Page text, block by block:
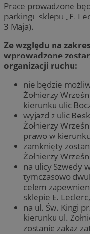
Prace prowadzone
parkingu sklepu „E.
3 Maja).
Ze względu na
wprowadzone
organizacji ruchu:
nie będzie
Żołnierzy
kierunku ulic
wyjazd z ulic
Żołnierzy
prawo w
zamknięty
Żołnierzy
na ulicy Szwedy
tymczasowo
celem
sklepie E. Leclerc,
na ul. Św. Kingi
kierunku ul.
zostanie zakaz